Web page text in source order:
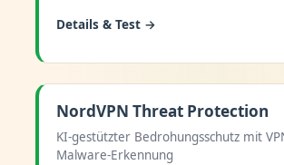
Details & Test →
NordVPN Threat Protection
KI-gestützter Bedrohungsschutz mit
Malware-Erkennung